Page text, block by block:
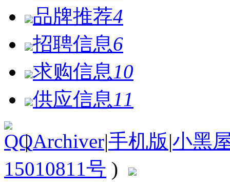
品牌推荐4
招聘信息6
求购信息 10
供应信息 11
| Archiver|手机版|小黑
15010811号 )